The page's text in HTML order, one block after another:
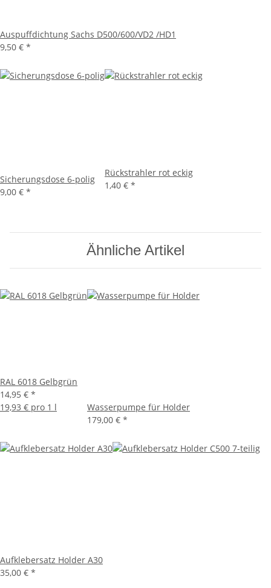
Auspuffdichtung Sachs D500/600/VD2 /HD1
9,50 € *
Sicherungsdose 6-polig
9,00 € *
Rückstrahler rot eckig
1,40 € *
Ähnliche Artikel
RAL 6018 Gelbgrün
14,95 € *
19,93 € pro 1 l
Wasserpumpe für Holder
179,00 € *
Aufklebersatz Holder A30
35,00 € *